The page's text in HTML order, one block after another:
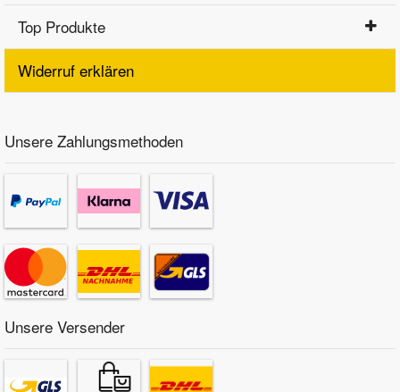
Top Produkte
Widerruf erklären
Unsere Zahlungsmethoden
Unsere Versender